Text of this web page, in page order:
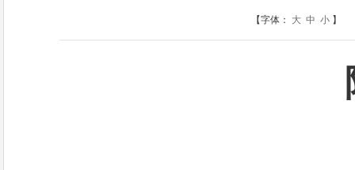
【字体： 大 中 小 】